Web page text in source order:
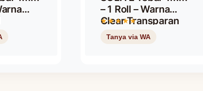
– 1 Roll – Warna
Clear Transparan